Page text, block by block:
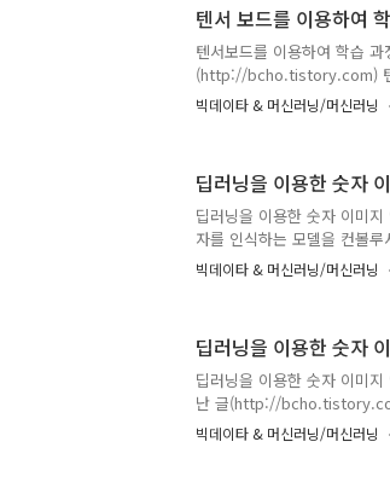
에 대한 정재와 분류 작업등
타를 파일에서 읽을때 필요
(Feeding) 개념 복습 텐서플
에 적용하는 방법은 일반적
상의 어떤 변..
텐서 보드를 이용하여
텐서보드를 이용하여 학습
(http://bcho.tistory.com) 텐
면, 각 인자에 어떤 값들이 학
가 어렵다. 앞의 예제들에서
할때 마다 loss 값이 어떻게
수를 세로축은 모델의 loss
는 것을 볼 수 있는데, 1st 그
한 ..
빅데이타 & 머신러닝/머신러닝
딥러닝을 이용한 숫자
딥러닝을 이용한 숫자 이미
자를 인식하는 모델을 컨볼
는 이 모델을 이용해서 필기
더 테스트를 쉽게 하기 위해
하자.이 코드는 주피터 노트
(http://bcho.tistory.com/
코드import tensorflow as
빅데이타 & 머신러닝/머신러닝
딥러닝을 이용한 숫자
딥러닝을 이용한 숫자 이미
난 글(http://
숫자를 인식하는 모델을 만들
정확성이 높은 컨볼루셔널
빅데이타 & 머신러닝/머신러닝